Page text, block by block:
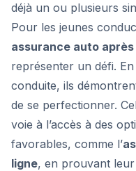
déjà un ou plusieurs
Pour les jeunes
assurance auto
représenter un défi.
conduite, ils
de se perfectionner.
voie à l’accès à des
favorables, comme l’
ligne, en prouvant